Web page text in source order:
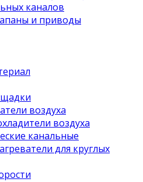
каналов
и приводы
воздуха
воздуха
канальные
для круглых